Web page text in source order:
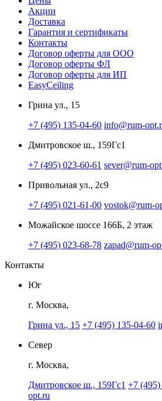
Акции
Доставка
Гарантия и сертификаты
Контакты
Договор оферты для ООО
Договор оферты ФЛ
Договор оферты для ИП
EasyCeiling
Грина ул., 15
+7 (495) 135-04-60 info@rum-
Дмитровское ш., 159Гс1
+7 (495) 023-60-61 sever@rum-
Привольная ул., 2с9
+7 (495) 021-61-00 vostok@rum-
Можайское шоссе 166Б, 2 этаж
+7 (495) 023-68-78 zapad@rum-
Контакты
Юг
г. Москва,
Грина ул., 15 +7 (495) 135-04-60
Север
г. Москва,
Дмитровское ш., 159Гс1 +7 (495)
opt.ru